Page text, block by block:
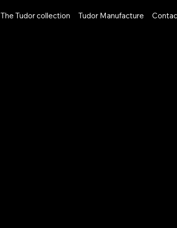
The Tudor collection Tudor Manufacture